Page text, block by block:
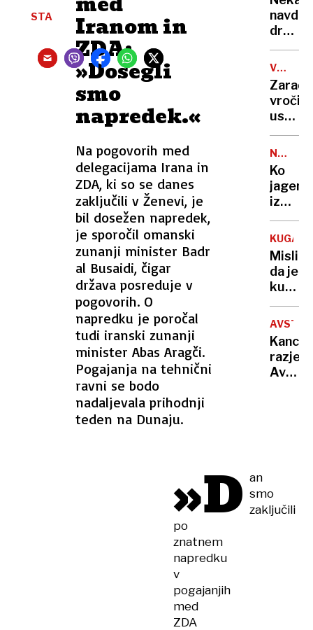
Iranom in
ZDA:
»Dosegli
smo
napredek.«
Na pogovorih med
delegacijama Irana in
ZDA, ki so se danes
zaključili v Ženevi, je
bil dosežen napredek,
je sporočil omanski
zunanji minister Badr
al Busaidi, čigar
država posreduje v
pogovorih. O
napredku je poročal
tudi iranski zunanji
minister Abas Aragči.
Pogajanja na tehnični
ravni se bodo
nadaljevala prihodnji
teden na Dunaju.
STA
»D an
smo
zaključili
po
znatnem
napredku
v
pogajanjih
med
ZDA
rekord
orožje
za
drugi
nove
viruse
VAL
Zaradi
žičnice
na
v
Alpah
NA
Ko
najprej
ga je
ubil,
nato
še
živino
KUGA
da je
kuga
stvar
Še
vedno
je
med